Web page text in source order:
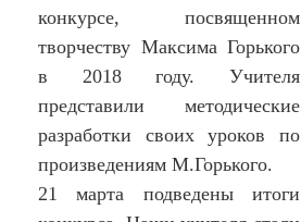
конкурсе, посвященном
творчеству Максима Горького
в 2018 году. Учителя
представили методические
разработки своих уроков по
произведениям М.Горького.
21 марта подведены итоги